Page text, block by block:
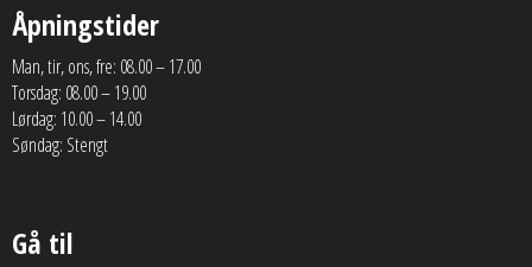
Åpningstider
Man, tir, ons, fre: 08.00 – 17.00
Torsdag: 08.00 – 19.00
Lørdag: 10.00 – 14.00
Søndag: Stengt
Gå til